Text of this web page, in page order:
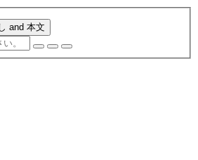
and 本文